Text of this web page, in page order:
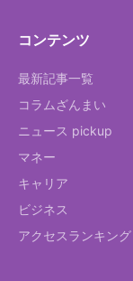
コンテンツ
最新記事一覧
コラムざんまい
ニュース pickup
マネー
キャリア
ビジネス
アクセスランキング